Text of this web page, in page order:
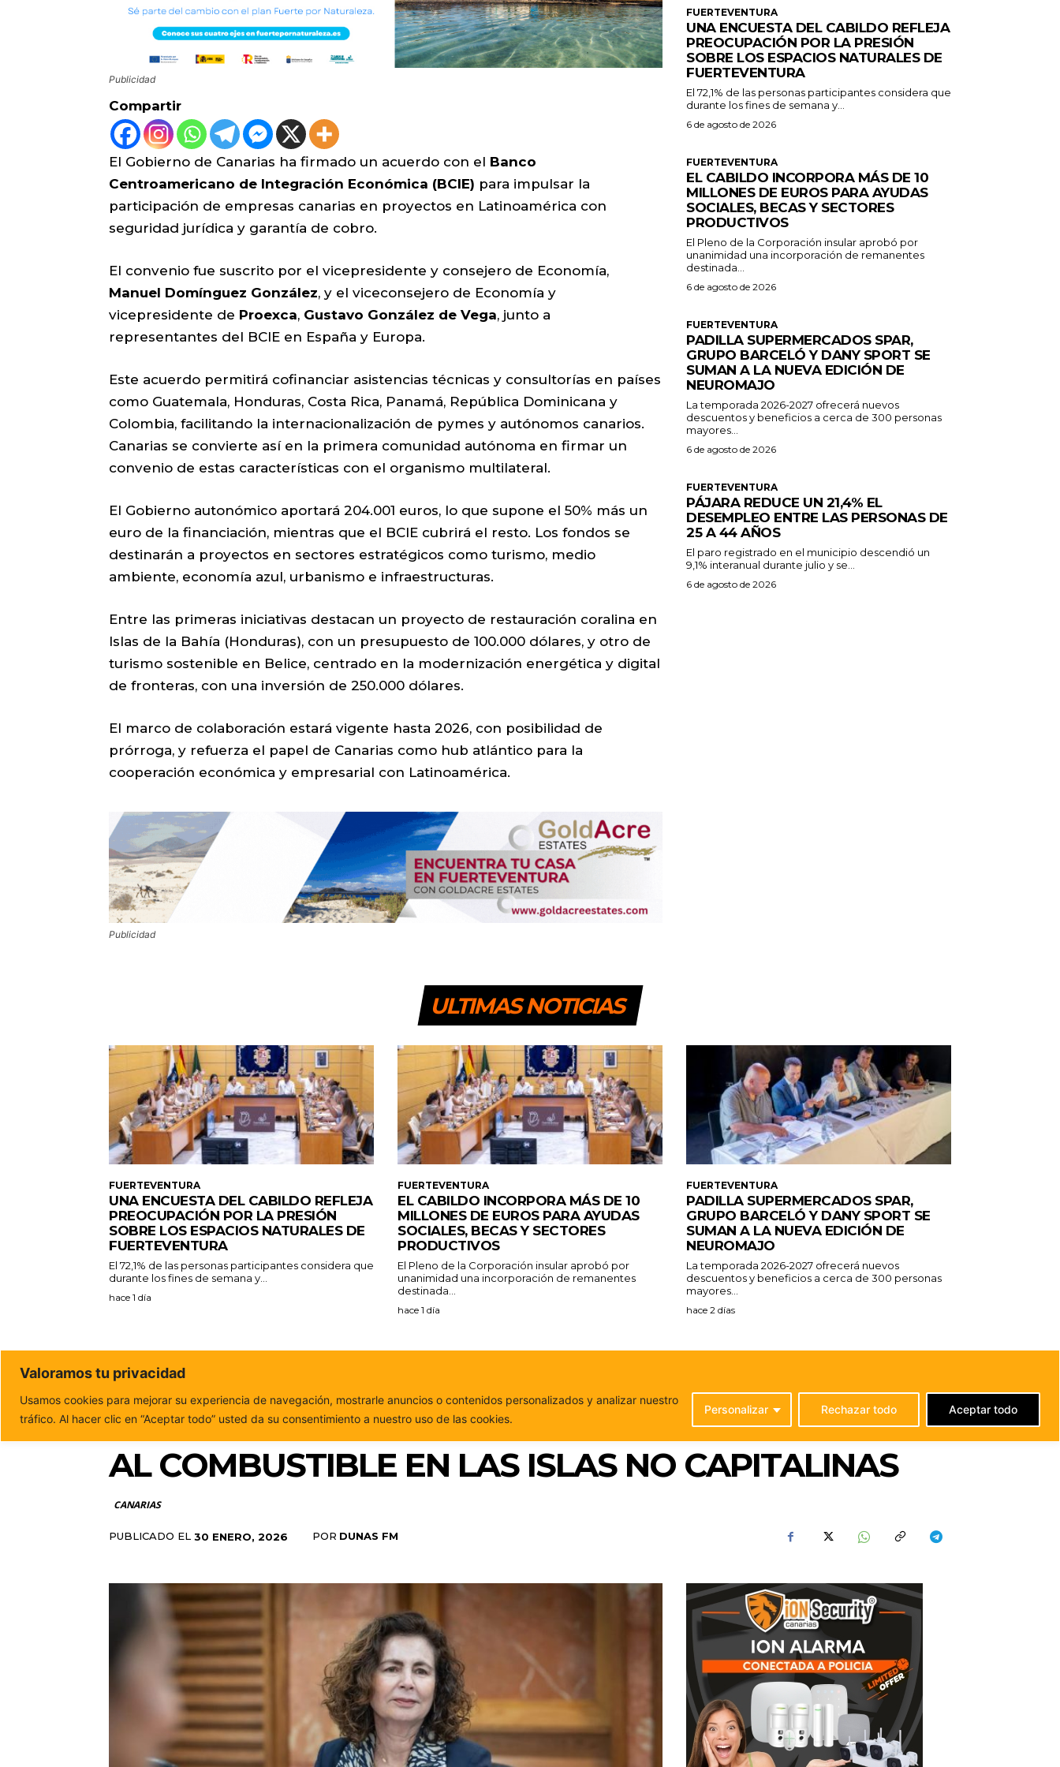
Publicidad
Compartir
El Gobierno de Canarias ha firmado un acuerdo con el Banco
Centroamericano de Integración Económica (BCIE) para impulsar la
participación de empresas canarias en proyectos en Latinoamérica con
seguridad jurídica y garantía de cobro.
El convenio fue suscrito por el vicepresidente y consejero de Economía,
Manuel Domínguez González, y el viceconsejero de Economía y
vicepresidente de Proexca, Gustavo González de Vega, junto a
representantes del BCIE en España y Europa.
Este acuerdo permitirá cofinanciar asistencias técnicas y consultorías en países
como Guatemala, Honduras, Costa Rica, Panamá, República Dominicana y
Colombia, facilitando la internacionalización de pymes y autónomos canarios.
Canarias se convierte así en la primera comunidad autónoma en firmar un
convenio de estas características con el organismo multilateral.
El Gobierno autonómico aportará 204.001 euros, lo que supone el 50% más un
euro de la financiación, mientras que el BCIE cubrirá el resto. Los fondos se
destinarán a proyectos en sectores estratégicos como turismo, medio
ambiente, economía azul, urbanismo e infraestructuras.
Entre las primeras iniciativas destacan un proyecto de restauración coralina en
Islas de la Bahía (Honduras), con un presupuesto de 100.000 dólares, y otro de
turismo sostenible en Belice, centrado en la modernización energética y digital
de fronteras, con una inversión de 250.000 dólares.
El marco de colaboración estará vigente hasta 2026, con posibilidad de
prórroga, y refuerza el papel de Canarias como hub atlántico para la
cooperación económica y empresarial con Latinoamérica.
Publicidad
FUERTEVENTURA
UNA ENCUESTA DEL CABILDO REFLEJA
PREOCUPACIÓN POR LA PRESIÓN
SOBRE LOS ESPACIOS NATURALES DE
FUERTEVENTURA
El 72,1% de las personas participantes considera que
durante los fines de semana y...
6 de agosto de 2026
FUERTEVENTURA
EL CABILDO INCORPORA MÁS DE 10
MILLONES DE EUROS PARA AYUDAS
SOCIALES, BECAS Y SECTORES
PRODUCTIVOS
El Pleno de la Corporación insular aprobó por
unanimidad una incorporación de remanentes
destinada...
6 de agosto de 2026
FUERTEVENTURA
PADILLA SUPERMERCADOS SPAR,
GRUPO BARCELÓ Y DANY SPORT SE
SUMAN A LA NUEVA EDICIÓN DE
NEUROMAJO
La temporada 2026-2027 ofrecerá nuevos
descuentos y beneficios a cerca de 300 personas
mayores...
6 de agosto de 2026
FUERTEVENTURA
PÁJARA REDUCE UN 21,4% EL
DESEMPLEO ENTRE LAS PERSONAS DE
25 A 44 AÑOS
El paro registrado en el municipio descendió un
9,1% interanual durante julio y se...
6 de agosto de 2026
ULTIMAS NOTICIAS
FUERTEVENTURA
UNA ENCUESTA DEL CABILDO REFLEJA
PREOCUPACIÓN POR LA PRESIÓN
SOBRE LOS ESPACIOS NATURALES DE
FUERTEVENTURA
El 72,1% de las personas participantes considera que
durante los fines de semana y...
hace 1 día
FUERTEVENTURA
EL CABILDO INCORPORA MÁS DE 10
MILLONES DE EUROS PARA AYUDAS
SOCIALES, BECAS Y SECTORES
PRODUCTIVOS
El Pleno de la Corporación insular aprobó por
unanimidad una incorporación de remanentes
destinada...
hace 1 día
FUERTEVENTURA
PADILLA SUPERMERCADOS SPAR,
GRUPO BARCELÓ Y DANY SPORT SE
SUMAN A LA NUEVA EDICIÓN DE
NEUROMAJO
La temporada 2026-2027 ofrecerá nuevos
descuentos y beneficios a cerca de 300 personas
mayores...
hace 2 días